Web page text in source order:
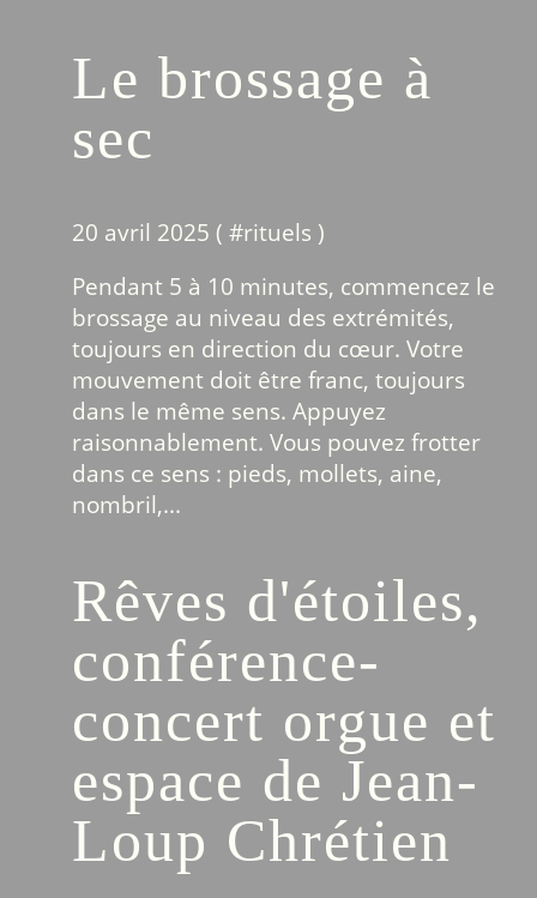
Le brossage à
sec
20 avril 2025 ( #rituels )
Pendant 5 à 10 minutes, commencez le
brossage au niveau des extrémités,
toujours en direction du cœur. Votre
mouvement doit être franc, toujours
dans le même sens. Appuyez
raisonnablement. Vous pouvez frotter
dans ce sens : pieds, mollets, aine,
nombril,...
Rêves d'étoiles,
conférence-
concert orgue et
espace de Jean-
Loup Chrétien